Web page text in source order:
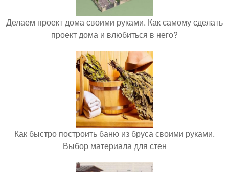
Делаем проект дома своими руками. Как самому сделать
проект дома и влюбиться в него?
Как быстро построить баню из бруса своими руками.
Выбор материала для стен